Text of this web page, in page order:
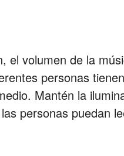
el volumen de la
personas
Mantén la
personas puedan